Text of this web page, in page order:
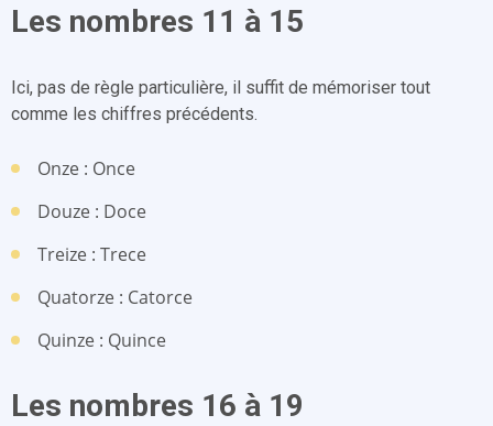
Les nombres 11 à 15
Ici, pas de règle particulière, il suffit de mémoriser tout
comme les chiffres précédents.
Onze : Once
Douze : Doce
Treize : Trece
Quatorze : Catorce
Quinze : Quince
Les nombres 16 à 19